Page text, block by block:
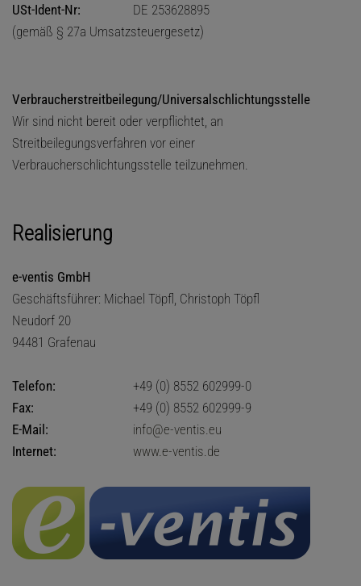
USt-Ident-Nr:
DE 253628895
(gemäß § 27a Umsatzsteuergesetz)
Verbraucherstreitbeilegung/Universalschlichtungsstelle
Wir sind nicht bereit oder verpflichtet, an
Streitbeilegungsverfahren vor einer
Verbraucherschlichtungsstelle teilzunehmen.
Realisierung
e-ventis GmbH
Geschäftsführer: Michael Töpfl, Christoph Töpfl
Neudorf 20
94481 Grafenau
Telefon:
+49 (0) 8552 602999-0
Fax:
+49 (0) 8552 602999-9
E-Mail:
info@e-ventis.eu
Internet:
www.e-ventis.de